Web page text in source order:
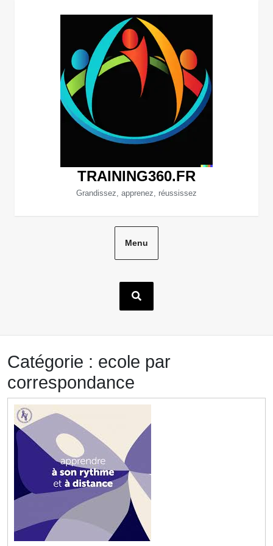
TRAINING360.FR
Grandissez, apprenez, réussissez
Menu
Catégorie : ecole par
correspondance